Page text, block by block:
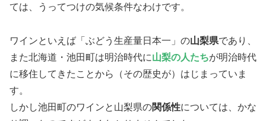
ては、うってつけの気候条件なわけです。
ワインといえば「ぶどう生産量日本一」の山梨県であり、
また北海道・池田町は明治時代に山梨の人たちが明治時代
に移住してきたことから（その歴史が）はじまっていま
す。
しかし池田町のワインと山梨県の関係性については、かな